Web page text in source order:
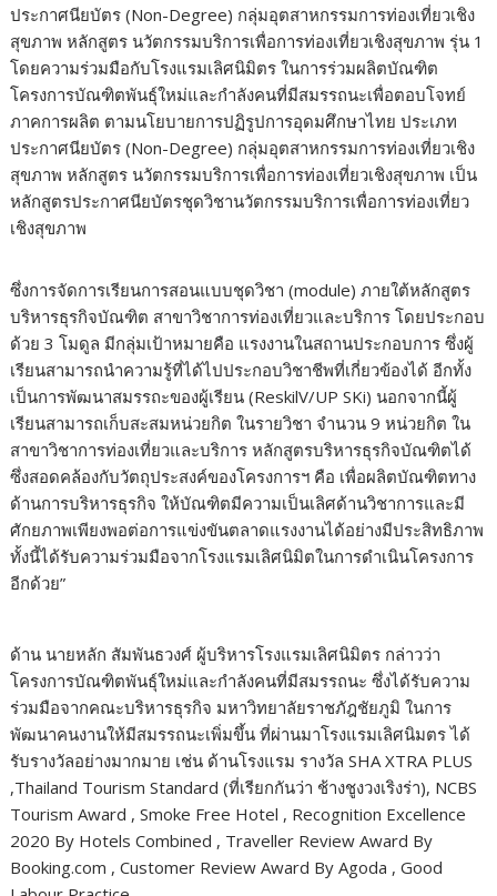
ประกาศนียบัตร (Non-Degree) กลุ่มอุตสาหกรรมการท่องเที่ยวเชิง
สุขภาพ หลักสูตร นวัตกรรมบริการเพื่อการท่องเที่ยวเชิงสุขภาพ รุ่น 1
โดยความร่วมมือกับโรงแรมเลิศนิมิตร ในการร่วมผลิตบัณฑิต
โครงการบัณฑิตพันธุ์ใหม่และกำลังคนที่มีสมรรถนะเพื่อตอบโจทย์
ภาคการผลิต ตามนโยบายการปฏิรูปการอุดมศึกษาไทย ประเภท
ประกาศนียบัตร (Non-Degree) กลุ่มอุตสาหกรรมการท่องเที่ยวเชิง
สุขภาพ หลักสูตร นวัตกรรมบริการเพื่อการท่องเที่ยวเชิงสุขภาพ เป็น
หลักสูตรประกาศนียบัตรชุดวิชานวัตกรรมบริการเพื่อการท่องเที่ยว
เชิงสุขภาพ
ซึ่งการจัดการเรียนการสอนแบบชุดวิชา (module) ภายใต้หลักสูตร
บริหารธุรกิจบัณฑิต สาขาวิชาการท่องเที่ยวและบริการ โดยประกอบ
ด้วย 3 โมดูล มีกลุ่มเป้าหมายคือ แรงงานในสถานประกอบการ ซึ่งผู้
เรียนสามารถนำความรู้ที่ได้ไปประกอบวิชาชีพที่เกี่ยวข้องได้ อีกทั้ง
เป็นการพัฒนาสมรรถะของผู้เรียน (ReskilV/UP SKi) นอกจากนี้ผู้
เรียนสามารถเก็บสะสมหน่วยกิต ในรายวิชา จำนวน 9 หน่วยกิต ใน
สาขาวิชาการท่องเที่ยวและบริการ หลักสูตรบริหารธุรกิจบัณฑิตได้
ซึ่งสอดคล้องกับวัตถุประสงค์ของโครงการฯ คือ เพื่อผลิตบัณฑิตทาง
ด้านการบริหารธุรกิจ ให้บัณฑิตมีความเป็นเลิศด้านวิชาการและมี
ศักยภาพเพียงพอต่อการแข่งขันตลาดแรงงานได้อย่างมีประสิทธิภาพ
ทั้งนี้ได้รับความร่วมมือจากโรงแรมเลิศนิมิตในการดำเนินโครงการ
อีกด้วย”
ด้าน นายหลัก สัมพันธวงศ์ ผู้บริหารโรงแรมเลิศนิมิตร กล่าวว่า
โครงการบัณฑิตพันธุ์ใหม่และกำลังคนที่มีสมรรถนะ ซึ่งได้รับความ
ร่วมมือจากคณะบริหารธุรกิจ มหาวิทยาลัยราชภัฎชัยภูมิ ในการ
พัฒนาคนงานให้มีสมรรถนะเพิ่มขึ้น ที่ผ่านมาโรงแรมเลิศนิมตร ได้
รับรางวัลอย่างมากมาย เช่น ด้านโรงแรม รางวัล SHA XTRA PLUS
,Thailand Tourism Standard (ที่เรียกกันว่า ช้างชูงวงเริงร่า), NCBS
Tourism Award , Smoke Free Hotel , Recognition Excellence
2020 By Hotels Combined , Traveller Review Award By
Booking.com , Customer Review Award By Agoda , Good